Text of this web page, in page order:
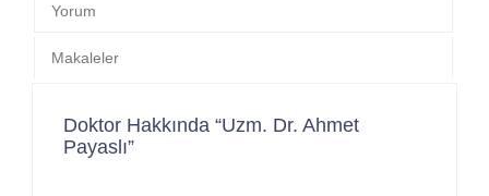
Yorum
Makaleler
Doktor Hakkında “Uzm. Dr. Ahmet
Payaslı”